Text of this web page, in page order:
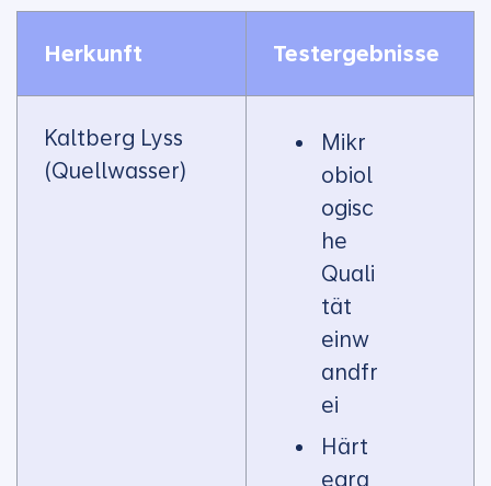
Herkunft Testergebnisse
Kaltberg Lyss
(Quellwasser)
Mikr
obiol
ogisc
he
Quali
tät
einw
andfr
ei
Härt
egra